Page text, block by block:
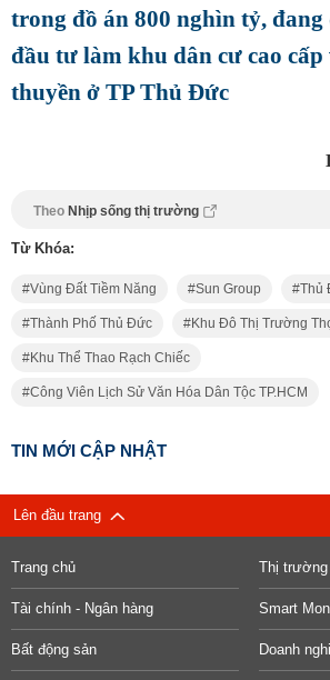
trong đồ án 800 nghìn tỷ,
đầu tư làm khu dân cư cao cấp
thuyền ở TP Thủ Đức
Theo Nhịp sống thị trường
Từ Khóa:
Vùng Đất Tiềm Năng Sun Group Thủ
Thành Phố Thủ Đức Khu Đô Thị Trường
Khu Thể Thao Rạch Chiếc
Công Viên Lịch Sử Văn Hóa Dân Tộc TP.HCM
TIN MỚI CẬP NHẬT
Lên đầu trang
Trang chủ Thị
Tài chính - Ngân hàng Smart
Bất động sản Doanh